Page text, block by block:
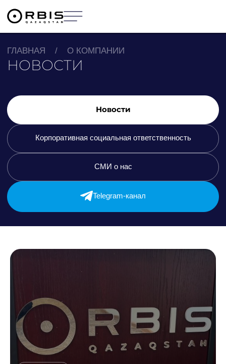
ГЛАВНАЯ / О КОМПАНИИ
НОВОСТИ
Новости
Корпоративная социальная ответственность
СМИ о нас
Telegram-канал